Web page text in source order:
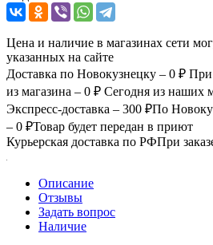
Цена и наличие в магазинах сети
указанных на сайте
Доставка по Новокузнецку – 0 ₽ При
из магазина – 0 ₽ Сегодня из наших
Экспресс-доставка – 300 ₽По
– 0 ₽Товар будет передан в приют
Курьерская доставка по РФПри
Описание
Отзывы
Задать вопрос
Наличие